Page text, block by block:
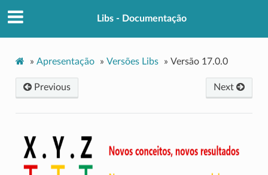
Libs - Documentação
» Apresentação » Versões Libs » Versão 17.0.0
Next
Previous